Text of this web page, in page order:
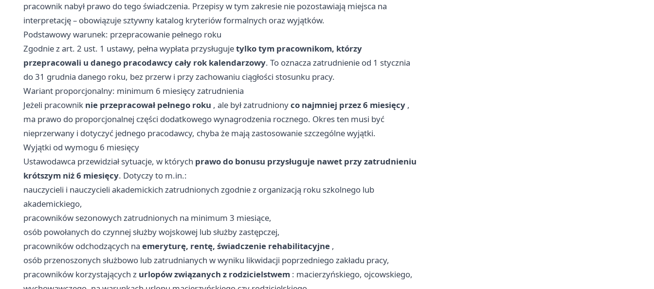
pracownik nabył prawo do tego świadczenia. Przepisy w tym zakresie nie pozostawiają miejsca na
interpretację – obowiązuje sztywny katalog kryteriów formalnych oraz wyjątków.
Podstawowy warunek: przepracowanie pełnego roku
Zgodnie z art. 2 ust. 1 ustawy, pełna wypłata przysługujetylko tym pracownikom, którzy
przepracowali u danego pracodawcy cały rok kalendarzowy. To oznacza zatrudnienie od 1 stycznia
do 31 grudnia danego roku, bez przerw i przy zachowaniu ciągłości stosunku pracy.
Wariant proporcjonalny: minimum 6 miesięcy zatrudnienia
Jeżeli pracownik nie przepracował pełnego roku , ale był zatrudnionyco najmniej przez 6 miesięcy ,
ma prawo do proporcjonalnej części dodatkowego wynagrodzenia rocznego. Okres ten musi być
nieprzerwany i dotyczyć jednego pracodawcy, chyba że mają zastosowanie szczególne wyjątki.
Wyjątki od wymogu 6 miesięcy
Ustawodawca przewidział sytuacje, w których prawo do bonusu przysługuje nawet przy zatrudnieniu
krótszym niż 6 miesięcy. Dotyczy to m.in.:
nauczycieli i nauczycieli akademickich zatrudnionych zgodnie z organizacją roku szkolnego lub
akademickiego,
pracowników sezonowych zatrudnionych na minimum 3 miesiące,
osób powołanych do czynnej służby wojskowej lub służby zastępczej,
pracowników odchodzących na emeryturę, rentę, świadczenie rehabilitacyjne ,
osób przenoszonych służbowo lub zatrudnianych w wyniku likwidacji poprzedniego zakładu pracy,
pracowników korzystających z urlopów związanych z rodzicielstwem : macierzyńskiego, ojcowskiego,